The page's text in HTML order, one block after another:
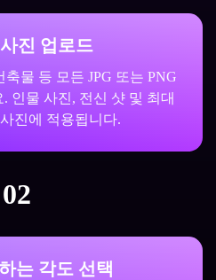
진 업로드
물 등 모든 JPG 또는 PNG
인물 사진, 전신 샷 및 최대
진에 적용됩니다.
02
는 각도 선택